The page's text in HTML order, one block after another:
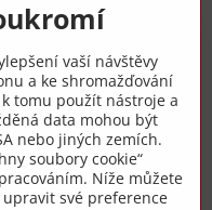
vaší návštěvy
a ke shromažďování
tomu použít nástroje a
data mohou být
nebo jiných zemích.
soubory cookie“
Níže můžete
své preference